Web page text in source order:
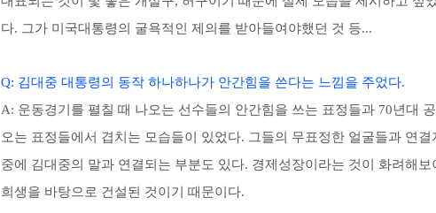
다. 그가 미국대통령의 굴욕적인 제의를 받아들여야했던 것 등...
Q: 김대중 대통령의 동작 하나하나가 안간힘을 쓴다는 느낌을 주었다.
A: 운동경기를 펼칠 때 나오는 선수들의 안간힘을 쓰는 표정들과 70년대
오는 표정들에서 겹치는 모습들이 있었다. 그들의 무표정한 얼굴들과 연
중에 김대중의 말과 연결되는 부분도 있다. 경제성장이라는 것이 화려해
희생을 바탕으로 건설된 것이기 때문이다.